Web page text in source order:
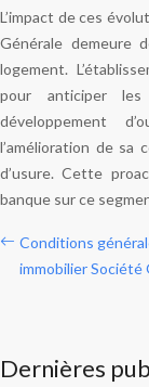
L’impact de ces
Générale demeure
logement.
pour anticiper
développement
l’amélioration de sa
d’usure. Cette
banque sur ce
Conditions
immobilier Société
Dernières